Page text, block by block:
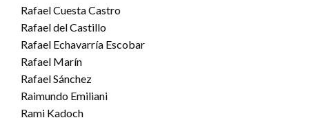
Rafael Cuesta Castro
Rafael del Castillo
Rafael Echavarría Escobar
Rafael Marín
Rafael Sánchez
Raimundo Emiliani
Rami Kadoch